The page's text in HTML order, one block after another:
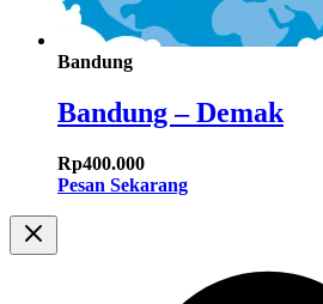
Bandung
Bandung – Demak
Rp400.000
Pesan Sekarang